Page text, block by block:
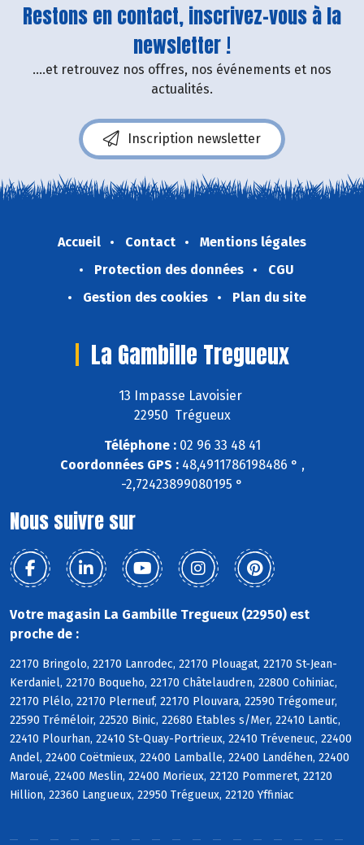
Restons en contact, inscrivez-vous à la
newsletter !
....et retrouvez nos offres, nos événements et nos
actualités.
Inscription newsletter
Accueil Contact
Mentions légales
Protection des données
CGU
Gestion des cookies
Plan du site
La Gambille Tregueux
13 Impasse Lavoisier
22950 Trégueux
Téléphone :02 96 33 48 41
Coordonnées GPS :48,4911786198486 ° ,
-2,72423899080195 °
Nous suivre sur
Votre magasin La Gambille Tregueux (22950) est
proche de :
22170 Bringolo, 22170 Lanrodec, 22170 Plouagat, 22170 St-Jean-
Kerdaniel, 22170 Boqueho, 22170 Châtelaudren, 22800 Cohiniac,
22170 Plélo, 22170 Plerneuf, 22170 Plouvara, 22590 Trégomeur,
22590 Tréméloir, 22520 Binic, 22680 Etables s/Mer, 22410 Lantic,
22410 Plourhan, 22410 St-Quay-Portrieux, 22410 Tréveneuc, 22400
Andel, 22400 Coëtmieux, 22400 Lamballe, 22400 Landéhen, 22400
Maroué, 22400 Meslin, 22400 Morieux, 22120 Pommeret, 22120
Hillion, 22360 Langueux, 22950 Trégueux, 22120 Yffiniac